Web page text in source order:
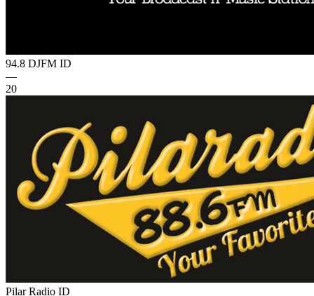
94.8 DJFM ID
—
20
Pilar Radio ID